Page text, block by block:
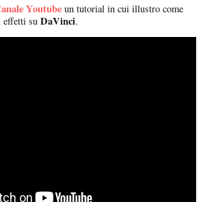
Youtube un tutorial in cui illustro come
effetti su DaVinci.